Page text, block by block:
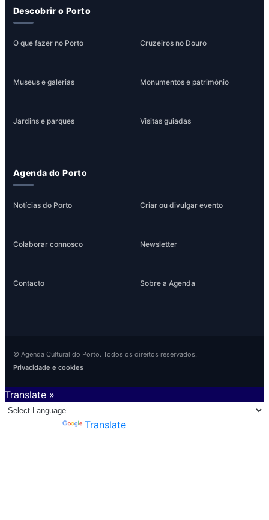
Descobrir o Porto
O que fazer no Porto Cruzeiros no Douro
Museus e galerias Monumentos e património
Jardins e parques Visitas guiadas
Agenda do Porto
Notícias do Porto Criar ou divulgar evento
Colaborar connosco Newsletter
Contacto Sobre a Agenda
© Agenda Cultural do Porto. Todos os direitos reservados.
Privacidade e cookies
Translate »
Translate